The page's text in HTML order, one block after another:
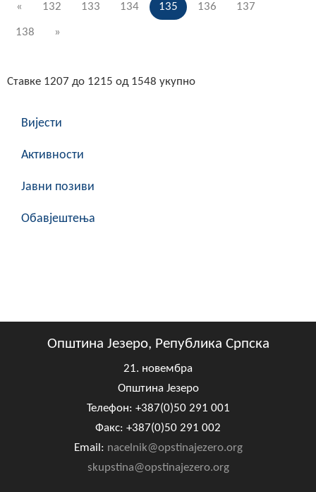
« 132 133 134 135 136 137
138 »
Ставке 1207 до 1215 од 1548 укупно
Вијести
Активности
Јавни позиви
Обавјештења
Општина Језеро, Република Српска
21. новембра
Општина Језеро
Телефон: +387(0)50 291 001
Факс: +387(0)50 291 002
Email: nacelnik@opstinajezero.org
skupstina@opstinajezero.org